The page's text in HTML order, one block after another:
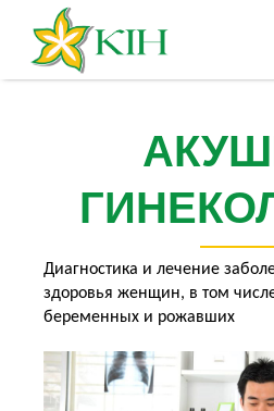
Диагностика и лечение
здоровья женщин, в том
беременных и рожавших